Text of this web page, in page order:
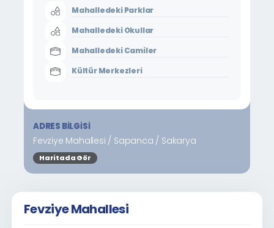
Mahalledeki Parklar
Mahalledeki Okullar
Mahalledeki Camiler
Kültür Merkezleri
ADRES BILGISI
Fevziye Mahallesi / Sapanca / Sakarya
Haritada Gör
Fevziye Mahallesi